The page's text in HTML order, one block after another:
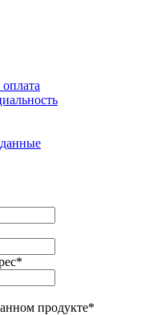
*
продукте*